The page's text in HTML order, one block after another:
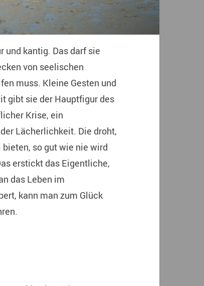
und kantig. Das darf sie
von seelischen
muss. Kleine Gesten und
gibt sie der Hauptfigur des
Krise, ein
Lächerlichkeit. Die droht,
so gut wie nie wird
erstickt das Eigentliche,
das Leben im
kann man zum Glück